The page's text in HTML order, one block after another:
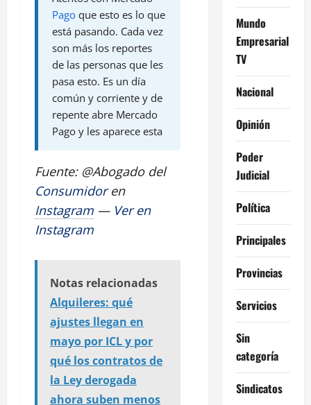
Pago que esto es lo que
está pasando. Cada vez
son más los reportes
de las personas que les
pasa esto. Es un día
común y corriente y de
repente abre Mercado
Pago y les aparece esta
Fuente: @Abogado del
Consumidoren
Instagram — Ver en
Instagram
Notas relacionadas
Alquileres: qué
ajustes llegan en
mayo por ICL y por
qué los contratos de
la Ley derogada
ahora suben menos
Mundo
Empresarial
TV
Nacional
Opinión
Poder
Judicial
Política
Principales
Provincias
Servicios
Sin
categoría
Sindicatos